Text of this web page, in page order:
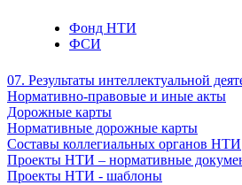
Фонд НТИ
ФСИ
07. Результаты интеллектуальной
Нормативно-правовые и иные акты
Дорожные карты
Нормативные дорожные карты
Составы коллегиальных органов НТИ
Проекты НТИ – нормативные
Проекты НТИ - шаблоны